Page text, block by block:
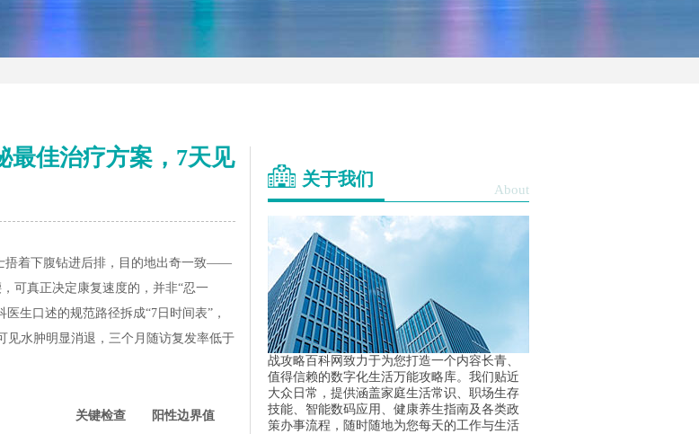
最佳治疗方案，7天见
捂着下腹钻进后排，目的地出奇一致——
可真正决定康复速度的，并非“忍一
生口述的规范路径拆成“7日时间表”，
见水肿明显消退，三个月随访复发率低于
关键检查 阳性边界值
关于我们
About
战攻略百科网致力于为您打造一个内容长青、
值得信赖的数字化生活万能攻略库。我们贴近
大众日常，提供涵盖家庭生活常识、职场生存
技能、智能数码应用、健康养生指南及各类政
策办事流程，随时随地为您每天的工作与生活